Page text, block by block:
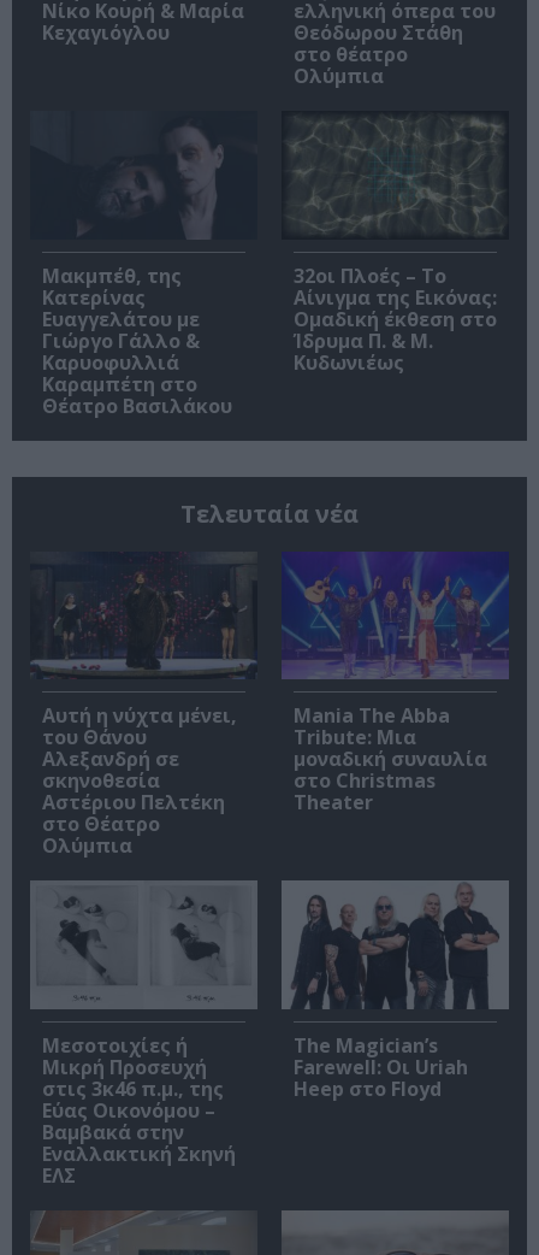
Νίκο Κουρή & Μαρία
Κεχαγιόγλου
ελληνική όπερα του
Θεόδωρου Στάθη
στο θέατρο
Ολύμπια
Μακμπέθ, της
Κατερίνας
Ευαγγελάτου με
Γιώργο Γάλλο &
Καρυοφυλλιά
Καραμπέτη στο
Θέατρο Βασιλάκου
32οι Πλοές – Το
Αίνιγμα της Εικόνας:
Ομαδική έκθεση στο
Ίδρυμα Π. & Μ.
Κυδωνιέως
Τελευταία νέα
Αυτή η νύχτα μένει,
του Θάνου
Αλεξανδρή σε
σκηνοθεσία
Αστέριου Πελτέκη
στο Θέατρο
Ολύμπια
Mania The Abba
Tribute: Μια
μοναδική συναυλία
στο Christmas
Theater
Μεσοτοιχίες ή
Μικρή Προσευχή
στις 3κ46 π.μ., της
Εύας Οικονόμου –
Βαμβακά στην
Εναλλακτική Σκηνή
ΕΛΣ
The Magician’s
Farewell: Οι Uriah
Heep στο Floyd